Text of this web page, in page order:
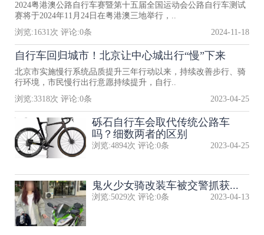
2024粤港澳公路自行车赛暨第十五届全国运动会公路自行车测试
赛将于2024年11月24日在粤港澳三地举行，..
浏览:1631次 评论:0条 2024-11-18
自行车回归城市！北京让中心城出行“慢”下来
北京市实施慢行系统品质提升三年行动以来，持续改善步行、骑
行环境，市民慢行出行意愿持续提升，自行..
浏览:3318次 评论:0条 2023-04-25
砾石自行车会取代传统公路车
吗？细数两者的区别
浏览:4894次 评论:0条 2023-04-25
鬼火少女骑改装车被交警抓获...
浏览:5029次 评论:0条 2023-04-13